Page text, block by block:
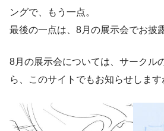
ングで、もう一点。
最後の一点は、8月の展示会でお披
8月の展示会については、サークル
ら、このサイトでもお知らせします